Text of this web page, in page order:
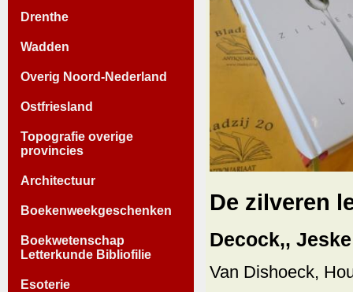
Drenthe
Wadden
Overig Noord-Nederland
Ostfriesland
Topografie overige
provincies
Architectuur
Boekenweekgeschenken
Boekwetenschap
Letterkunde Bibliofilie
Esoterie
De zilveren
Decock,,
Van Dishoeck,